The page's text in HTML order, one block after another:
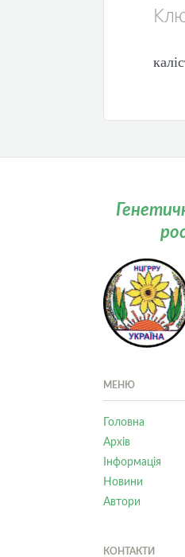
МЕНЮ
Головна
Архів
Інформація
Новини
Автори
КОНТАКТИ